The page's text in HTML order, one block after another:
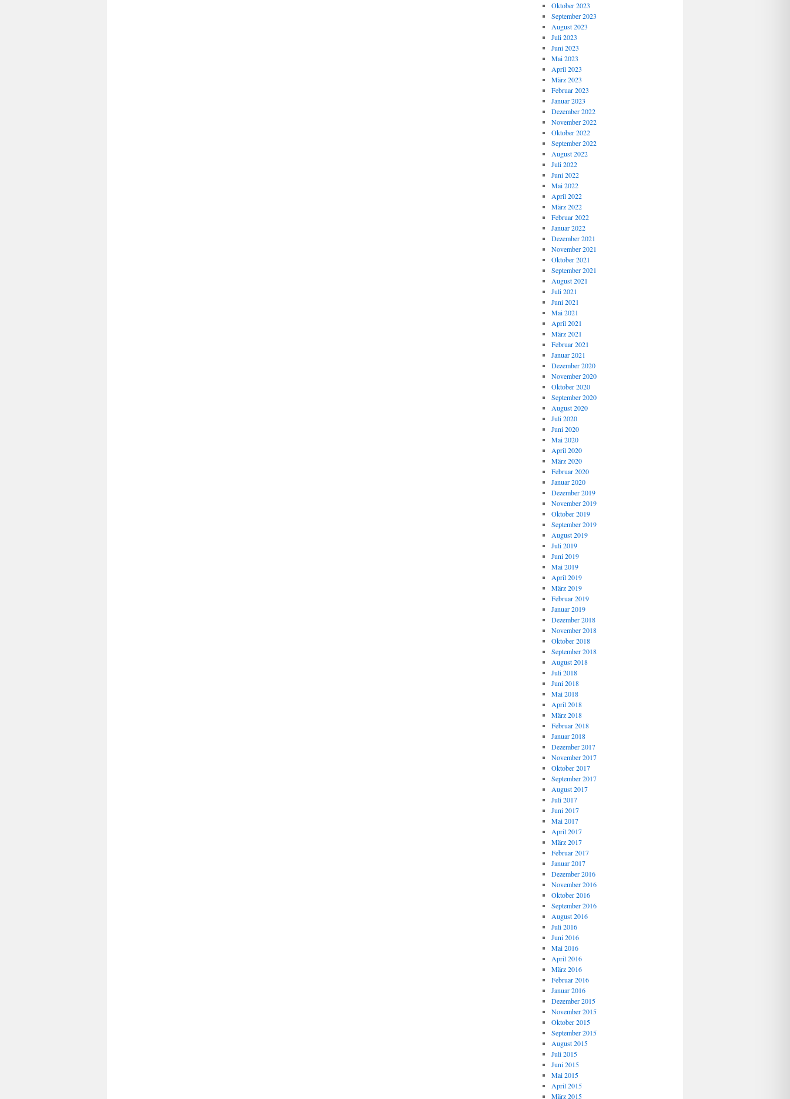
Oktober 2023
September 2023
August 2023
Juli 2023
Juni 2023
Mai 2023
April 2023
März 2023
Februar 2023
Januar 2023
Dezember 2022
November 2022
Oktober 2022
September 2022
August 2022
Juli 2022
Juni 2022
Mai 2022
April 2022
März 2022
Februar 2022
Januar 2022
Dezember 2021
November 2021
Oktober 2021
September 2021
August 2021
Juli 2021
Juni 2021
Mai 2021
April 2021
März 2021
Februar 2021
Januar 2021
Dezember 2020
November 2020
Oktober 2020
September 2020
August 2020
Juli 2020
Juni 2020
Mai 2020
April 2020
März 2020
Februar 2020
Januar 2020
Dezember 2019
November 2019
Oktober 2019
September 2019
August 2019
Juli 2019
Juni 2019
Mai 2019
April 2019
März 2019
Februar 2019
Januar 2019
Dezember 2018
November 2018
Oktober 2018
September 2018
August 2018
Juli 2018
Juni 2018
Mai 2018
April 2018
März 2018
Februar 2018
Januar 2018
Dezember 2017
November 2017
Oktober 2017
September 2017
August 2017
Juli 2017
Juni 2017
Mai 2017
April 2017
März 2017
Februar 2017
Januar 2017
Dezember 2016
November 2016
Oktober 2016
September 2016
August 2016
Juli 2016
Juni 2016
Mai 2016
April 2016
März 2016
Februar 2016
Januar 2016
Dezember 2015
November 2015
Oktober 2015
September 2015
August 2015
Juli 2015
Juni 2015
Mai 2015
April 2015
März 2015